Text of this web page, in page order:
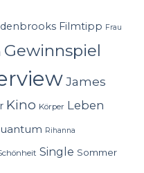
Filmtipp Frau
Gewinnspiel
James
Kino Körper Leben
Rihanna
Single Sommer